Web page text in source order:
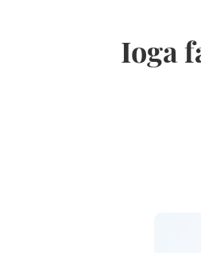
Ioga